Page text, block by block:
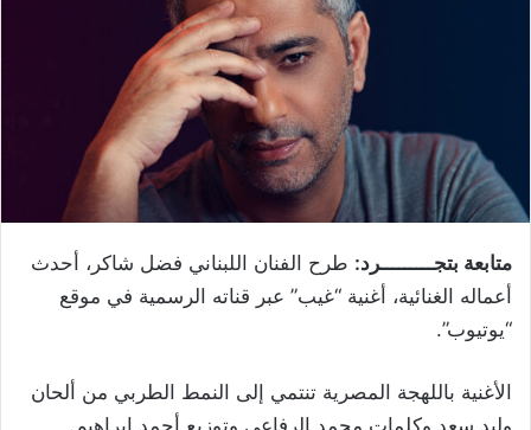
متابعة بتجـــــــــرد: طرح الفنان اللبناني فضل شاكر، أحدث
أعماله الغنائية، أغنية “غيب” عبر قناته الرسمية في موقع
“يوتيوب”.
الأغنية باللهجة المصرية تنتمي إلى النمط الطربي من ألحان